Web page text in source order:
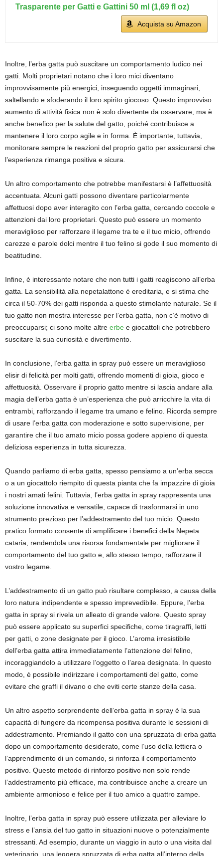
Trasparente per Gatti e Gattini 50 ml (1,69 fl oz)
Acquista su Amazon
Inoltre, l’erba gatta può suscitare un comportamento ludico nei
gatti. Molti proprietari notano che i loro mici diventano
improvvisamente più energici, inseguendo oggetti immaginari,
saltellando e sfoderando il loro spirito giocoso. Questo improvviso
aumento di attività fisica non è solo divertente da osservare, ma è
anche benefico per la salute del gatto, poiché contribuisce a
mantenere il loro corpo agile e in forma. È importante, tuttavia,
monitorare sempre le reazioni del proprio gatto per assicurarsi che
l’esperienza rimanga positiva e sicura.
Un altro comportamento che potrebbe manifestarsi è l’affettuosità
accentuata. Alcuni gatti possono diventare particolarmente
affettuosi dopo aver interagito con l’erba gatta, cercando coccole e
attenzioni dai loro proprietari. Questo può essere un momento
meraviglioso per rafforzare il legame tra te e il tuo micio, offrendo
carezze e parole dolci mentre il tuo felino si gode il suo momento di
beatitudine.
Infine, è interessante notare che non tutti i gatti reagiscono all’erba
gatta. La sensibilità alla nepetalattone è ereditaria, e si stima che
circa il 50-70% dei gatti risponda a questo stimolante naturale. Se il
tuo gatto non mostra interesse per l’erba gatta, non c’è motivo di
preoccuparsi; ci sono molte altre erbe e giocattoli che potrebbero
suscitare la sua curiosità e divertimento.
In conclusione, l’erba gatta in spray può essere un meraviglioso
elisir di felicità per molti gatti, offrendo momenti di gioia, gioco e
affettuosità. Osservare il proprio gatto mentre si lascia andare alla
magia dell’erba gatta è un’esperienza che può arricchire la vita di
entrambi, rafforzando il legame tra umano e felino. Ricorda sempre
di usare l’erba gatta con moderazione e sotto supervisione, per
garantire che il tuo amato micio possa godere appieno di questa
deliziosa esperienza in tutta sicurezza.
Quando parliamo di erba gatta, spesso pensiamo a un’erba secca
o a un giocattolo riempito di questa pianta che fa impazzire di gioia
i nostri amati felini. Tuttavia, l’erba gatta in spray rappresenta una
soluzione innovativa e versatile, capace di trasformarsi in uno
strumento prezioso per l’addestramento del tuo micio. Questo
pratico formato consente di amplificare i benefici della Nepeta
cataria, rendendola una risorsa fondamentale per migliorare il
comportamento del tuo gatto e, allo stesso tempo, rafforzare il
vostro legame.
L’addestramento di un gatto può risultare complesso, a causa della
loro natura indipendente e spesso imprevedibile. Eppure, l’erba
gatta in spray si rivela un alleato di grande valore. Questo spray
può essere applicato su superfici specifiche, come tiragraffi, letti
per gatti, o zone designate per il gioco. L’aroma irresistibile
dell’erba gatta attira immediatamente l’attenzione del felino,
incoraggiandolo a utilizzare l’oggetto o l’area designata. In questo
modo, è possibile indirizzare i comportamenti del gatto, come
evitare che graffi il divano o che eviti certe stanze della casa.
Un altro aspetto sorprendente dell’erba gatta in spray è la sua
capacità di fungere da ricompensa positiva durante le sessioni di
addestramento. Premiando il gatto con una spruzzata di erba gatta
dopo un comportamento desiderato, come l’uso della lettiera o
l’apprendimento di un comando, si rinforza il comportamento
positivo. Questo metodo di rinforzo positivo non solo rende
l’addestramento più efficace, ma contribuisce anche a creare un
ambiente armonioso e felice per il tuo amico a quattro zampe.
Inoltre, l’erba gatta in spray può essere utilizzata per alleviare lo
stress e l’ansia del tuo gatto in situazioni nuove o potenzialmente
stressanti. Ad esempio, durante un viaggio in auto o una visita dal
veterinario, una leggera spruzzata di erba gatta all’interno della